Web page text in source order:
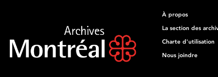
À propos
La section des
Charte d'utilisation
Nous joindre